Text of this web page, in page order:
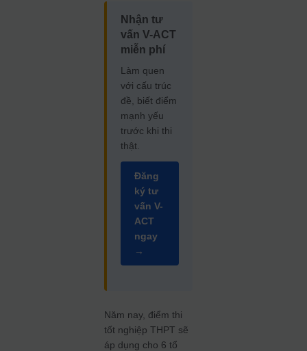
Nhận tư
vấn V-ACT
miễn phí
Làm quen
với cấu trúc
đề, biết điểm
mạnh yếu
trước khi thi
thật.
Đăng
ký tư
vấn V-
ACT
ngay
→
Năm nay, điểm thi
tốt nghiệp THPT sẽ
áp dụng cho 6 tổ